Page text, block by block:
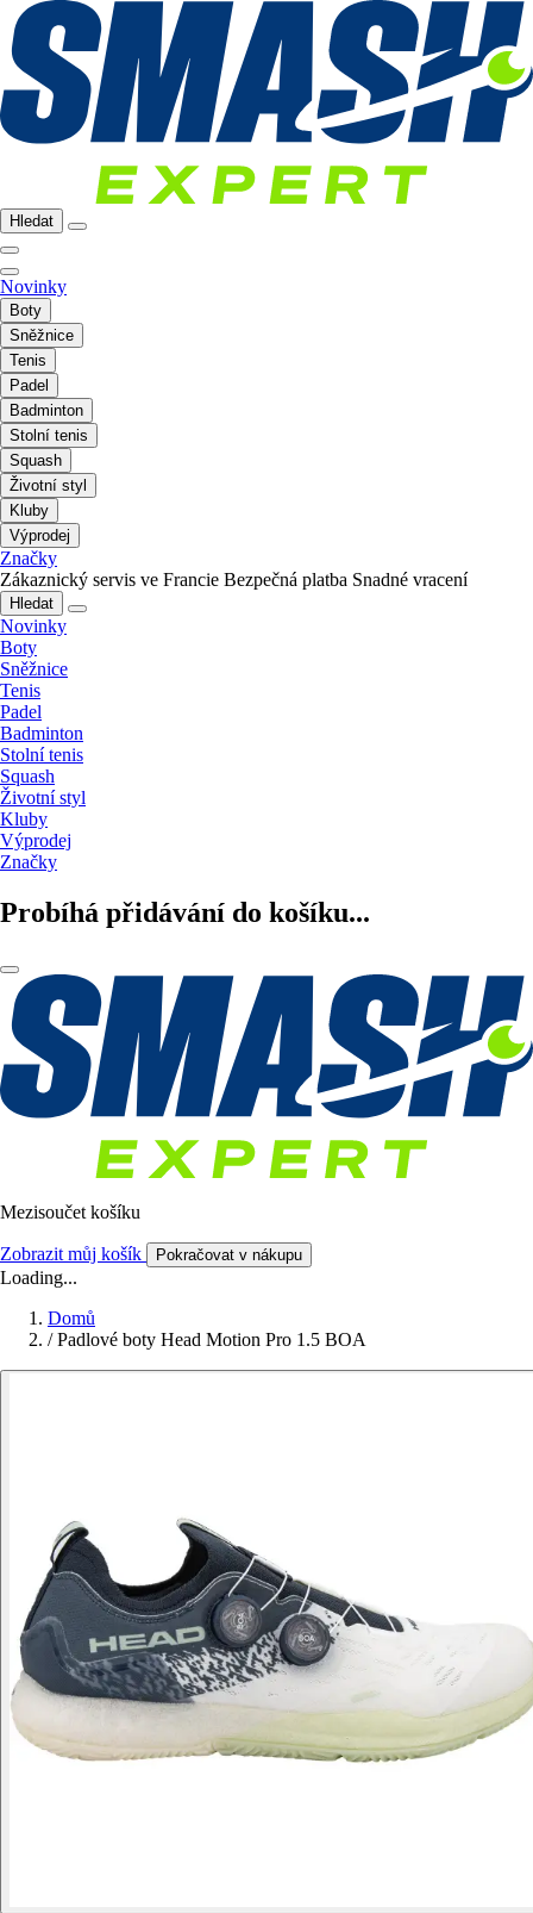
Hledat
Novinky
Boty
Sněžnice
Tenis
Padel
Badminton
Stolní tenis
Squash
Životní styl
Kluby
Výprodej
Značky
Zákaznický servis ve Francie Bezpečná platba Snadné vracení
Hledat
Novinky
Boty
Sněžnice
Tenis
Padel
Badminton
Stolní tenis
Squash
Životní styl
Kluby
Výprodej
Značky
Probíhá přidávání do košíku...
Mezisoučet košíku
Zobrazit můj košík Pokračovat v nákupu
Loading...
Domů
/ Padlové boty Head Motion Pro 1.5 BOA